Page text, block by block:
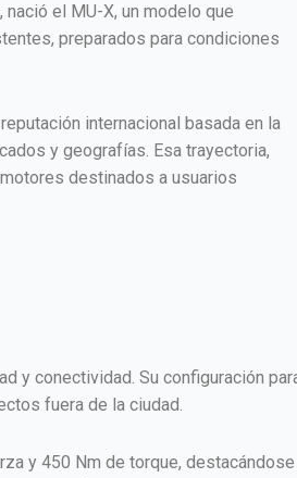
el MU-X, un modelo que
preparados para condiciones
internacional basada en la
y geografías. Esa trayectoria,
destinados a usuarios
y conectividad. Su configuración
fuera de la ciudad.
y 450 Nm de torque, destacándose